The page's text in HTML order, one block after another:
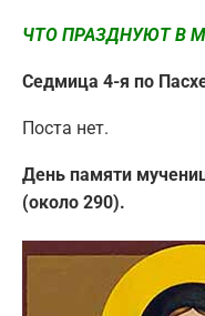
ЧТО ПРАЗДНУЮТ В
Седмица 4-я по
Поста нет.
День памяти
(около 290).